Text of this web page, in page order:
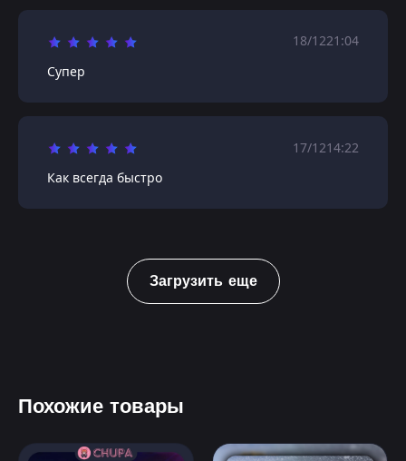
18/1221:04
Супер
17/1214:22
Как всегда быстро
Загрузить еще
Похожие товары